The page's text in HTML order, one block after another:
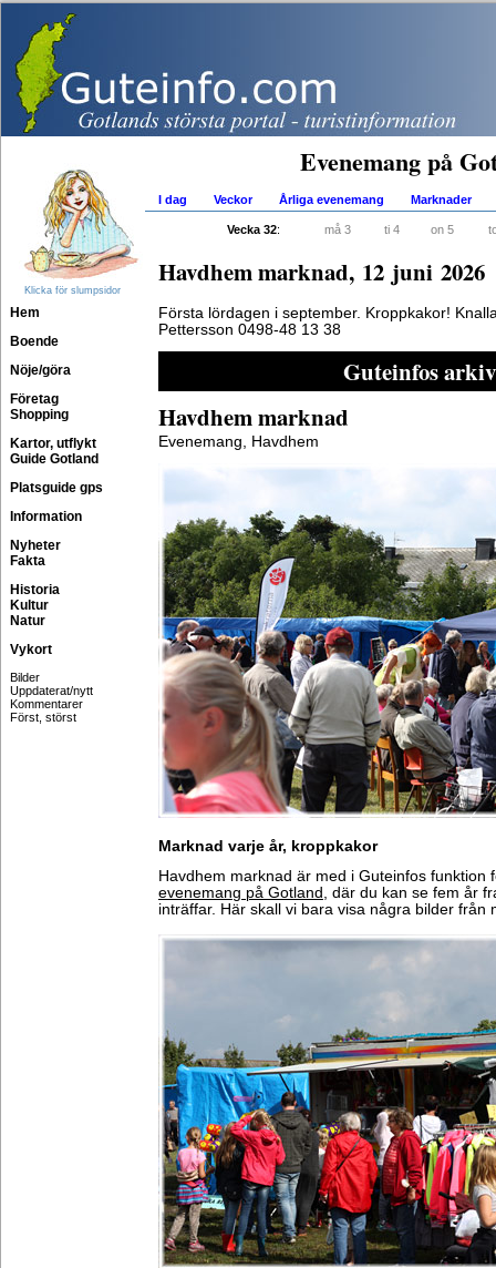
Klicka för slumpsidor
Hem
Boende
Nöje/göra
Företag
Shopping
Kartor, utflykt
Guide Gotland
Platsguide gps
Information
Nyheter
Fakta
Historia
Kultur
Natur
Vykort
Bilder
Uppdaterat/nytt
Kommentarer
Först, störst
Evenemang på
I dag Veckor Årliga evenemang Marknader
Vecka 32: må 3 ti 4 on 5
Havdhem marknad, 12 juni 2026
Första lördagen i september. Kroppkakor!
Pettersson 0498-48 13 38
Guteinfos arkiv
Havdhem marknad
Evenemang, Havdhem
Marknad varje år, kroppkakor
Havdhem marknad är med i Guteinfos funktion
evenemang på Gotland , där du kan se fem år
inträffar. Här skall vi bara visa några bilder från